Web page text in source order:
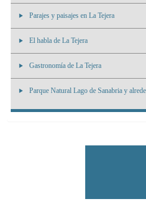
Parajes y paisajes en La Tejera
El habla de La Tejera
Gastronomía de La Tejera
Parque Natural Lago de Sanabria y